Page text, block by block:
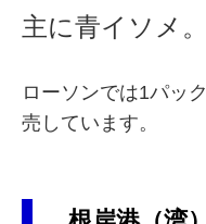
主に青イソメ。
ローソンでは1パッ
売しています。